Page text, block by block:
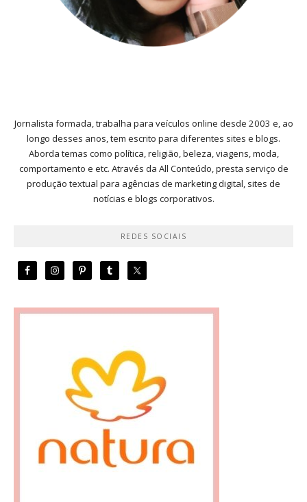
Jornalista formada, trabalha para veículos online desde 2003 e, ao
longo desses anos, tem escrito para diferentes sites e blogs.
Aborda temas como política, religião, beleza, viagens, moda,
comportamento e etc. Através da All Conteúdo, presta serviço de
produção textual para agências de marketing digital, sites de
notícias e blogs corporativos.
REDES SOCIAIS